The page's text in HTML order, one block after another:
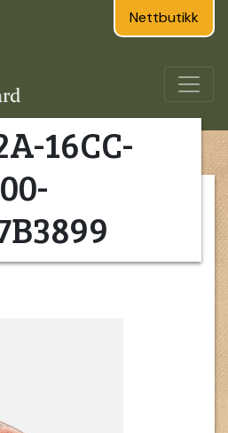
Nettbutikk
16CC-